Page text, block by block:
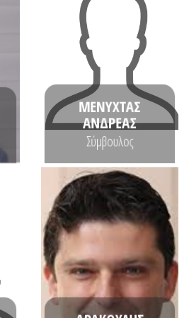
ΜΕΝΥΧΤΑΣ
ΑΝΔΡΕΑΣ
Σύμβουλος
Ο Ανδρέας Μενύχτας είναι
μηχανικός λογισμικού και
έρευνας, κατέχει
μεταπτυχιακό στη Διοίκηση
Τεχνολογικών Συστημάτων
και Διδακτορικό
Ηλεκτρολόγου Μηχανικού
και Μηχανικού Υπολογιστών
από το Εθνικό Μετσόβιο
Υπολογιστών από το ΕΜΠ
(1997), καθώς και
Διδακτορικό Δίπλωμα από
τον Τομέα Πληροφορικής και
Επικοινωνιών του ΕΜΠ
(2001).
ΒΙΟΓΡΑΦΙΚΟ